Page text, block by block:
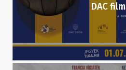
DAC film